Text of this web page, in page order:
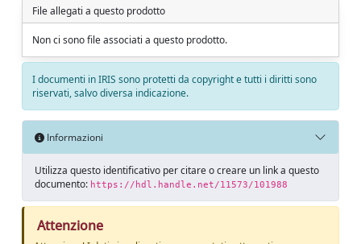
File allegati a questo prodotto
Non ci sono file associati a questo prodotto.
I documenti in IRIS sono protetti da copyright e tutti i diritti sono
riservati, salvo diversa indicazione.
Informazioni
Utilizza questo identificativo per citare o creare un link a questo
documento: https://hdl.handle.net/11573/101988
Attenzione